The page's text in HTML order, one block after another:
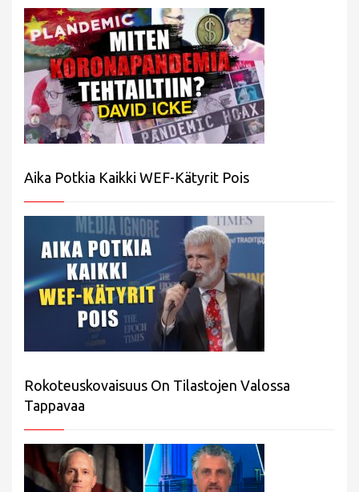
Aika Potkia Kaikki WEF-Kätyrit Pois
Rokoteuskovaisuus On Tilastojen Valossa
Tappavaa